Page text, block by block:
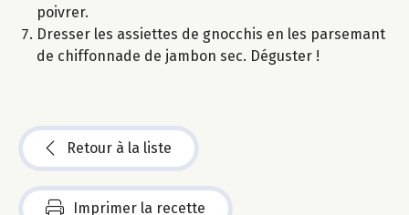
poivrer.
Dresser les assiettes de gnocchis en les parsemant
de chiffonnade de jambon sec. Déguster !
Retour à la liste
Imprimer la recette